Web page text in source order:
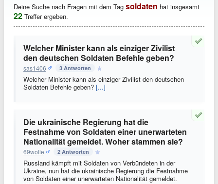
Deine Suche nach Fragen mit dem Tag soldaten hat insgesamt
22 Treffer ergeben.
Welcher Minister kann als einziger Zivilist
den deutschen Soldaten Befehle geben?
sas1406 3 Antworten
Welcher Minister kann als einziger Zivilist den deutschen
Soldaten Befehle geben? [...]
Die ukrainische Regierung hat die
Festnahme von Soldaten einer unerwarteten
Nationalität gemeldet. Woher stammen sie?
69wolle 2 Antworten
Russland kämpft mit Soldaten von Verbündeten in der
Ukraine, nun hat die ukrainische Regierung die Festnahme
von Soldaten einer unerwarteten Nationalität gemeldet.